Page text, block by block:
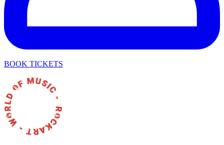
BOOK TICKETS